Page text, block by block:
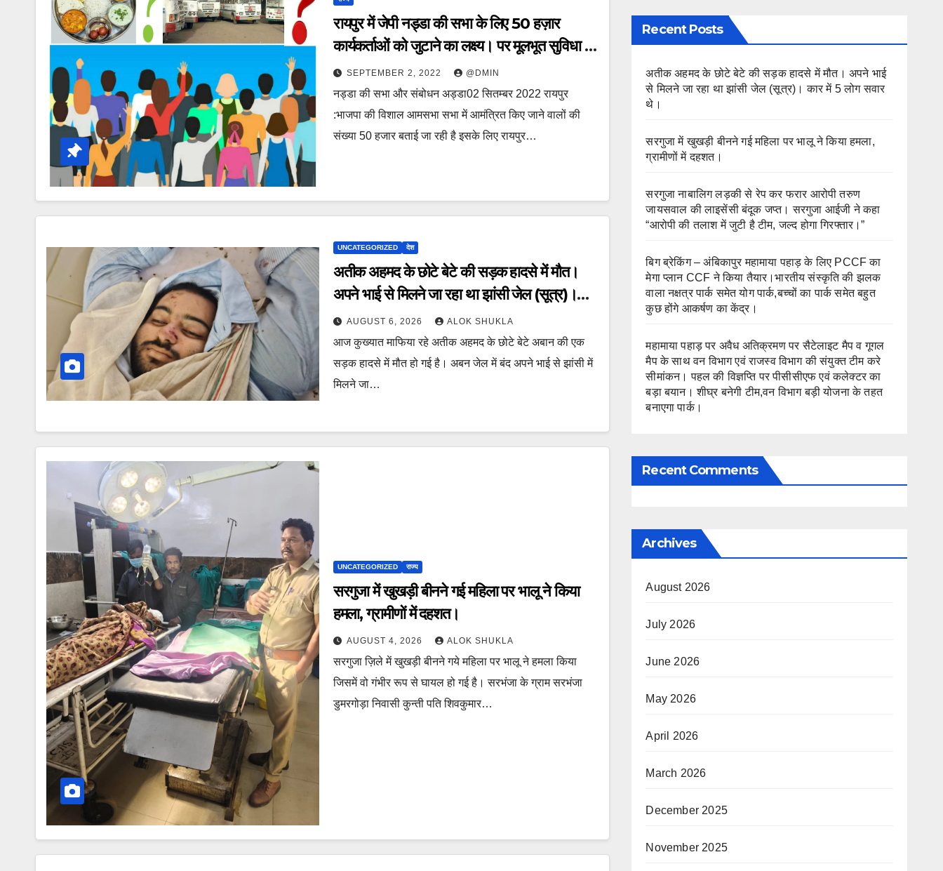
रायपुर में जेपी नड्डा की सभा के लिए 50 हज़ार
कार्यकर्ताओं को जुटाने का लक्ष्य। पर मूलभूत सुविधा के
यक्षप्रश्न से नेता अनुत्तरित।
SEPTEMBER 2, 2022 @DMIN
नड्डा की सभा और संबोधन अड्डा02 सितम्बर 2022 रायपुर
:भाजपा की विशाल आमसभा सभा में आमंत्रित किए जाने वालों की
संख्या 50 हजार बताई जा रही है इसके लिए रायपुर…
UNCATEGORIZED देश
अतीक अहमद के छोटे बेटे की सड़क हादसे में मौत।
अपने भाई से मिलने जा रहा था झांसी जेल (सूत्र)।
कार में 5 लोग सवार थे।
AUGUST 6, 2026 ALOK SHUKLA
आज कुख्यात माफिया रहे अतीक अहमद के छोटे बेटे अबान की एक
सड़क हादसे में मौत हो गई है। अबन जेल में बंद अपने भाई से झांसी में
मिलने जा…
UNCATEGORIZED राज्य
सरगुजा में खुखड़ी बीनने गई महिला पर भालू ने किया
हमला, ग्रामीणों में दहशत।
AUGUST 4, 2026 ALOK SHUKLA
सरगुजा ज़िले में खुखड़ी बीनने गये महिला पर भालू ने हमला किया
जिसमें वो गंभीर रूप से घायल हो गई है। सरभंजा के ग्राम सरभंजा
डुमरगोड़ा निवासी कुन्ती पति शिवकुमार…
Recent Posts
अतीक अहमद के छोटे बेटे की सड़क हादसे में मौत। अपने भाई
से मिलने जा रहा था झांसी जेल (सूत्र)। कार में 5 लोग सवार
थे।
सरगुजा में खुखड़ी बीनने गई महिला पर भालू ने किया हमला,
ग्रामीणों में दहशत।
सरगुजा नाबालिग लड़की से रेप कर फरार आरोपी तरुण
जायसवाल की लाइसेंसी बंदूक जप्त। सरगुजा आईजी ने कहा
“आरोपी की तलाश में जुटी है टीम, जल्द होगा गिरफ्तार।”
बिग ब्रेकिंग – अंबिकापुर महामाया पहाड़ के लिए PCCF का
मेगा प्लान CCF ने किया तैयार।भारतीय संस्कृति की झलक
वाला नक्षत्र पार्क समेत योग पार्क,बच्चों का पार्क समेत बहुत
कुछ होंगे आकर्षण का केंद्र।
महामाया पहाड़ पर अवैध अतिक्रमण पर सैटेलाइट मैप व गूगल
मैप के साथ वन विभाग एवं राजस्व विभाग की संयुक्त टीम करे
सीमांकन। पहल की विज्ञप्ति पर पीसीसीएफ एवं कलेक्टर का
बड़ा बयान। शीघ्र बनेगी टीम,वन विभाग बड़ी योजना के तहत
बनाएगा पार्क।
Recent Comments
Archives
August 2026
July 2026
June 2026
May 2026
April 2026
March 2026
December 2025
November 2025